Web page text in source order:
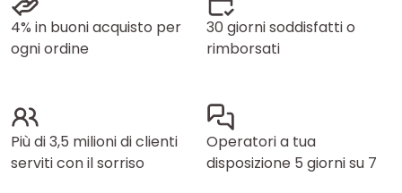
4% in buoni acquisto per
ogni ordine
30 giorni soddisfatti o
rimborsati
Più di 3,5 milioni di clienti
serviti con il sorriso
Operatori a tua
disposizione 5 giorni su 7